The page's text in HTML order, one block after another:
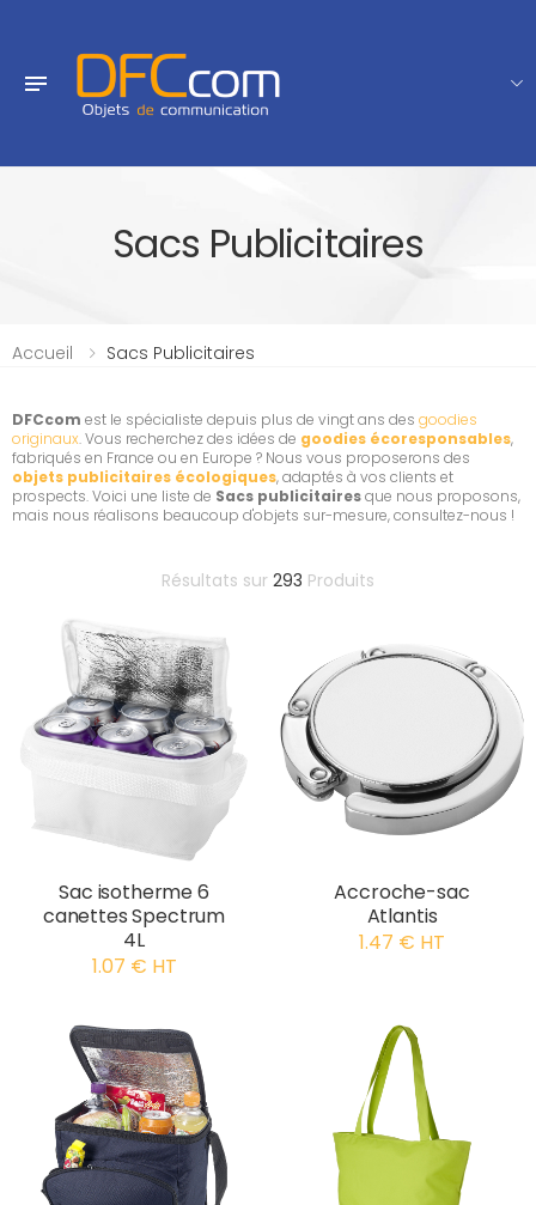
Sacs Publicitaires
Accueil Sacs Publicitaires
DFCcom est le spécialiste depuis plus de vingt ans des goodies
originaux. Vous recherchez des idées de goodies écoresponsables,
fabriqués en France ou en Europe ? Nous vous proposerons des
objets publicitaires écologiques, adaptés à vos clients et
prospects. Voici une liste de Sacs publicitairesque nous proposons,
mais nous réalisons beaucoup d'objets sur-mesure, consultez-nous !
Résultats sur 293 Produits
Sac isotherme 6
canettes Spectrum
4L
1.07 € HT
Accroche-sac
Atlantis
1.47 € HT